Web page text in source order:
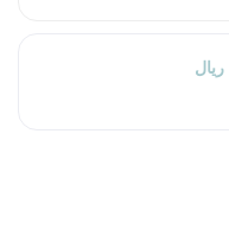
ریال